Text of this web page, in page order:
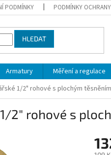
PODMÍNKY PODMÍNKY
HLEDAT
Armatury Měření a regulace
1/2" rohové s plochým těsněním
2" rohové s